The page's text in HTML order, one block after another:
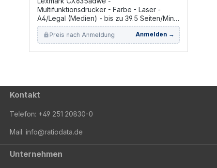
Multifunktionsdrucker - Farbe - Laser -
A4/Legal (Medien) - bis zu 39.5 Seiten/Min.
(Kopieren) - bis zu 40 Seiten/Min. (Drucken)
- 250 Blatt - 33.6 Kbps - Gigabit LAN, Wi-
Fi(ac), USB 2.0-Host, USB 2.0
Preis nach Anmeldung Anmelden →
Kontakt
Telefon: +49 251 20830-0
Mail: info@ratiodata.de
Unternehmen